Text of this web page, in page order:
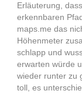
Erläuterung,
erkennbaren
maps.me das
Höhenmeter
schlapp und
erwarten würde
wieder runter zu
toll, es